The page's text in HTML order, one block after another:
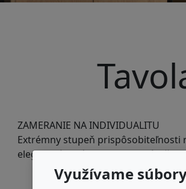
ZAMERANIE NA INDIVIDUALITU
Extrémny stupeň prispôsobiteľnosti
elegantným nábytkom do obývačky
Využívame